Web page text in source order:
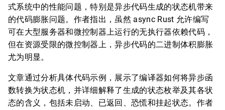
式系统中的性能问题，特别是异步代码生成的状态机带来
的代码膨胀问题。作者指出，虽然 async Rust 允许编写
可在大型服务器和微控制器上运行的无执行器依赖代码，
但在资源受限的微控制器上，异步代码的二进制体积膨胀
尤为明显。
文章通过分析具体代码示例，展示了编译器如何将异步函
数转换为状态机，并详细解释了生成的状态枚举及其各状
态的含义，包括未启动、已返回、恐慌和挂起状态。作者